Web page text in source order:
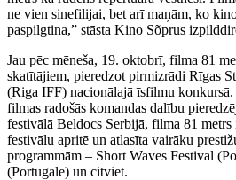
ne vien sinefilijai, bet arī maņām, ko
paspilgtina,” stāsta Kino Sõprus
Jau pēc mēneša, 19. oktobrī, filma 81
skatītājiem, pieredzot pirmizrādi Rīgas
(Riga IFF) nacionālajā īsfilmu konkursā.
filmas radošās komandas dalību
festivālā Beldocs Serbijā, filma 81 metrs
festivālu apritē un atlasīta vairāku
programmām – Short Waves Festival
(Portugālē) un citviet.